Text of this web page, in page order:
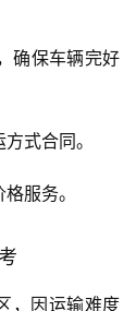
确保车辆完好
式合同。
服务。
，因运输难度